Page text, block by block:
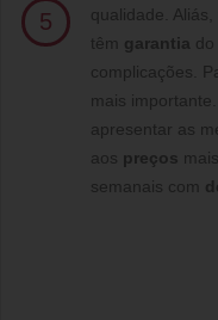
5
qualidade.
têm garantia
complicações.
mais
apresentar as
aos preços mais
semanais com